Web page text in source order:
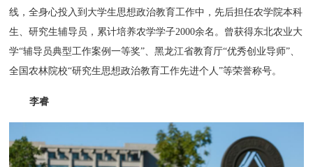
线，全身心投入到大学生思想政治教育工作中，先后担任农学院本科
生、研究生辅导员，累计培养农学学子2000余名。曾获得东北农业大
学“辅导员典型工作案例一等奖”、黑龙江省教育厅“优秀创业导师”、
全国农林院校“研究生思想政治教育工作先进个人”等荣誉称号。
李睿